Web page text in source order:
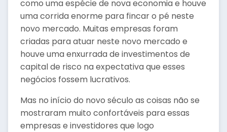
como uma espécie de nova economia e houve
uma corrida enorme para fincar o pé neste
novo mercado. Muitas empresas foram
criadas para atuar neste novo mercado e
houve uma enxurrada de investimentos de
capital de risco na expectativa que esses
negócios fossem lucrativos.
Mas no início do novo século as coisas não se
mostraram muito confortáveis para essas
empresas e investidores que logo